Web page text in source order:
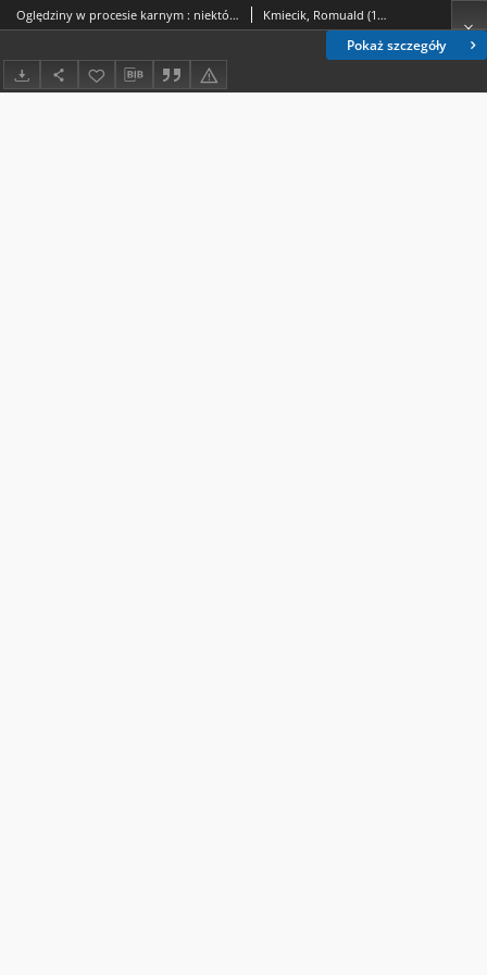
Pokaż szczegóły
Oględziny w procesie karnym : niektóre zagadnienia formalno-dowodowe Kmiecik, Romuald (1941- ).